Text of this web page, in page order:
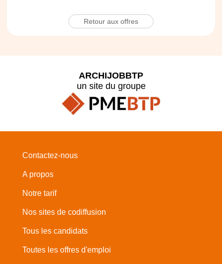
Retour aux offres
ARCHIJOBBTP
un site du groupe
Contactez-nous
A propos
Notre tarif
Nos sites de codiffusion
Tous les candidats
Toutes les offres d'emploi